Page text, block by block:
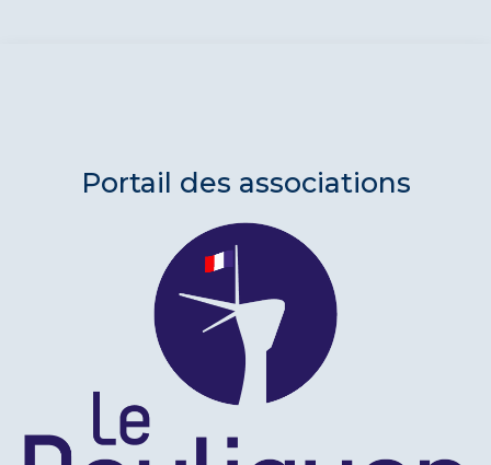
Portail des associations